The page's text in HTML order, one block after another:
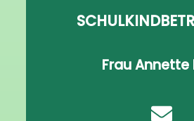
Frau Annette